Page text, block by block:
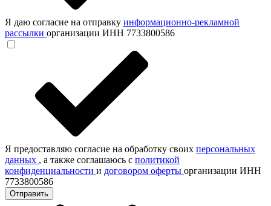
Я даю согласие на отправку информационно-рекламной
рассылки организации ИНН 7733800586
Я предоставляю согласие на обработку своих персональных
данных , а также соглашаюсь с политикой
конфиденциальности и договором оферты организации ИНН
7733800586
Отправить